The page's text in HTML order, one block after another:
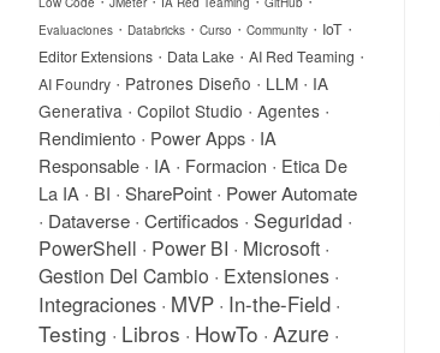
Evaluaciones · Databricks · Curso · Community · IoT ·
Editor Extensions · Data Lake · AI Red Teaming ·
AI Foundry · Patrones Diseño · LLM · IA
Generativa · Copilot Studio · Agentes ·
Rendimiento · Power Apps · IA
Responsable · IA · Formacion · Etica De
La IA · BI · SharePoint · Power Automate
· Dataverse · Certificados · Seguridad ·
PowerShell · Power BI · Microsoft ·
Gestion Del Cambio · Extensiones ·
Integraciones · MVP · In-the-Field ·
Testing · Libros · HowTo · Azure ·